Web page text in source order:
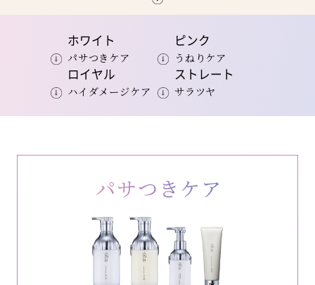
ホワイト
パサつきケア
ピンク
うねりケア
ロイヤル
ハイダメージケア
ストレート
サラツヤ